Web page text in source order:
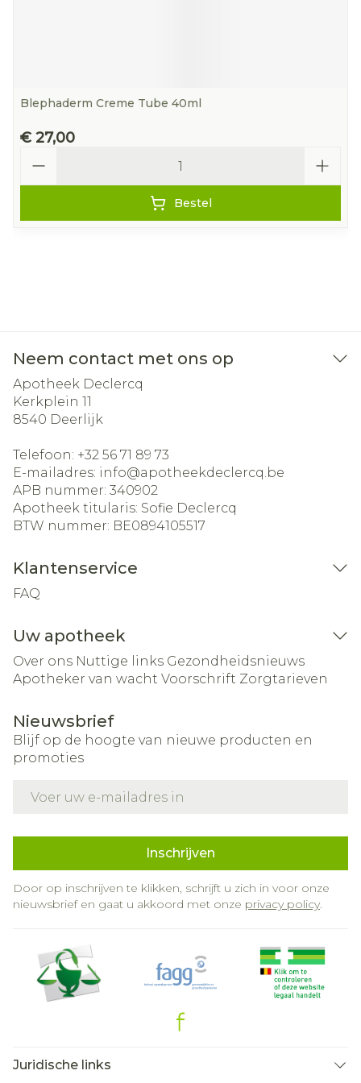
Blephaderm Creme Tube 40ml
€ 27,00
Bestel
Neem contact met ons op
Apotheek Declercq
Kerkplein 11
8540 Deerlijk
Telefoon: +32 56 71 89 73
E-mailadres: info@apotheekdeclercq.be
APB nummer: 340902
Apotheek titularis: Sofie Declercq
BTW nummer: BE0894105517
Klantenservice
FAQ
Uw apotheek
Over ons Nuttige links Gezondheidsnieuws
Apotheker van wacht Voorschrift Zorgtarieven
Nieuwsbrief
Blijf op de hoogte van nieuwe producten en
promoties
Inschrijven
Door op inschrijven te klikken, schrijft u zich in voor onze
nieuwsbrief en gaat u akkoord met onze privacy policy.
Juridische links